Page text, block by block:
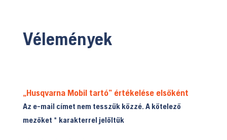
Vélemények
„Husqvarna Mobil tartó” értékelése elsőként
Az e-mail címet nem tesszük közzé. A kötelező
mezőket * karakterrel jelöltük